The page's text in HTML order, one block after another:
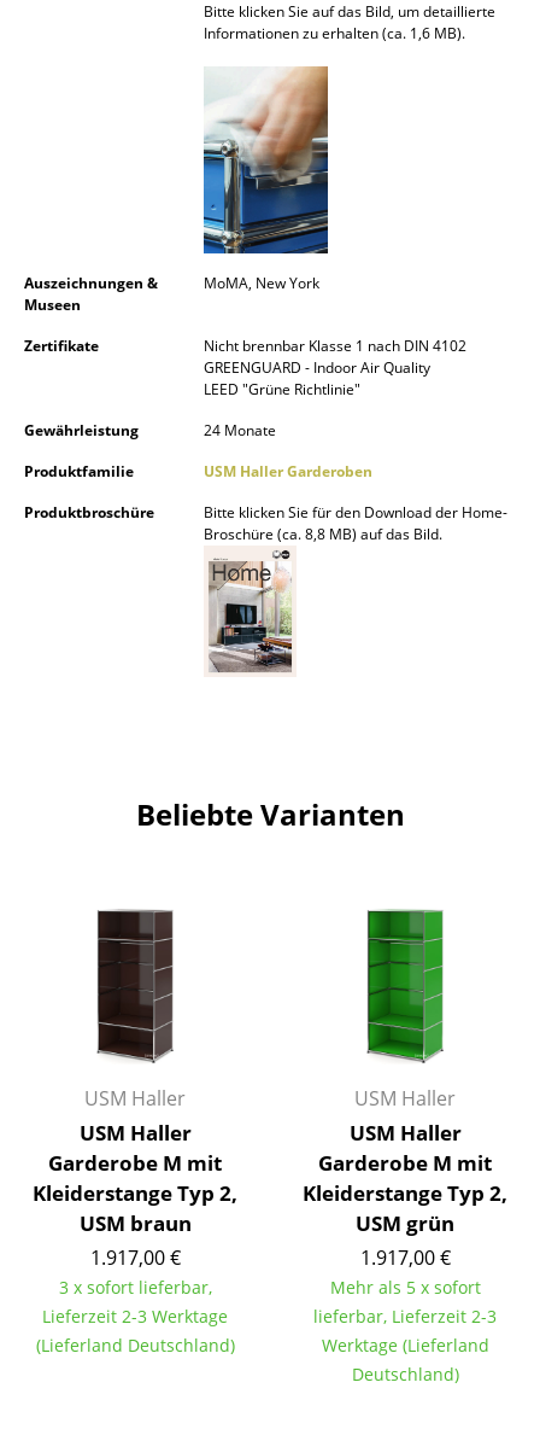
Nachttische & Bettzubehör
Accessoires
Figuren & Miniaturen
Vasen
Tabletts
Aufbewahrungsboxen
Wohnzimmer
Schlafzimmer
Kinderzimmer
Arbeitszimmer
Diele
Badezimmer
Bitte klicken Sie auf das Bild, um detaillierte
Informationen zu erhalten (ca. 1,6 MB).
Auszeichnungen &
Museen
MoMA, New York
Zertifikate
Nicht brennbar Klasse 1 nach DIN 4102
GREENGUARD - Indoor Air Quality
LEED "Grüne Richtlinie"
Gewährleistung
24 Monate
Produktfamilie
USM Haller Garderoben
Produktbroschüre
Bitte klicken Sie für den Download der Home-
Broschüre (ca. 8,8 MB) auf das Bild.
Beliebte Varianten
USM Haller
USM Haller
Garderobe M mit
Kleiderstange Typ 2,
USM braun
1.917,00 €
3 x sofort lieferbar,
Lieferzeit 2-3 Werktage
(Lieferland Deutschland)
USM Haller
USM Haller
Garderobe M mit
Kleiderstange Typ 2,
USM grün
1.917,00 €
Mehr als 5 x sofort
lieferbar, Lieferzeit 2-3
Werktage (Lieferland
Deutschland)